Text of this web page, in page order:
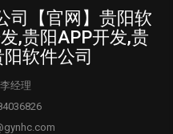
司【官网】贵阳软
,贵阳APP开发,贵
软件公司
李经理